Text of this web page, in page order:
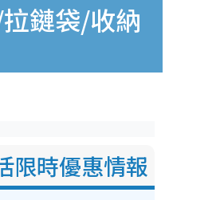
鏈袋/收納
限時優惠情報